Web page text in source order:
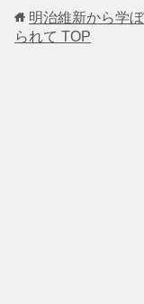
明治維新から学
られて TOP